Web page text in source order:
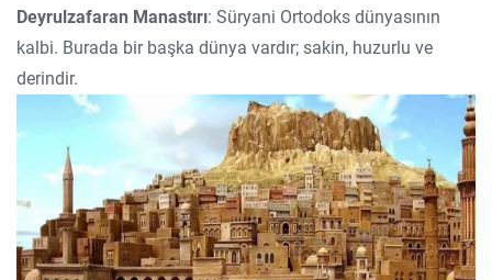
Deyrulzafaran Manastırı: Süryani Ortodoks dünyasının
kalbi. Burada bir başka dünya vardır; sakin, huzurlu ve
derindir.